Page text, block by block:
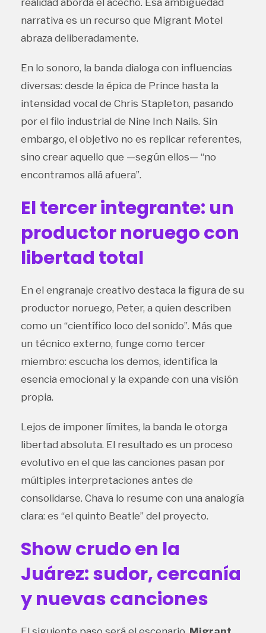
realidad aborda el acecho. Esa ambigüedad
narrativa es un recurso que Migrant Motel
abraza deliberadamente.
En lo sonoro, la banda dialoga con influencias
diversas: desde la épica de Prince hasta la
intensidad vocal de Chris Stapleton, pasando
por el filo industrial de Nine Inch Nails. Sin
embargo, el objetivo no es replicar referentes,
sino crear aquello que —según ellos— “no
encontramos allá afuera”.
El tercer integrante: un
productor noruego con
libertad total
En el engranaje creativo destaca la figura de su
productor noruego, Peter, a quien describen
como un “científico loco del sonido”. Más que
un técnico externo, funge como tercer
miembro: escucha los demos, identifica la
esencia emocional y la expande con una visión
propia.
Lejos de imponer límites, la banda le otorga
libertad absoluta. El resultado es un proceso
evolutivo en el que las canciones pasan por
múltiples interpretaciones antes de
consolidarse. Chava lo resume con una analogía
clara: es “el quinto Beatle” del proyecto.
Show crudo en la
Juárez: sudor, cercanía
y nuevas canciones